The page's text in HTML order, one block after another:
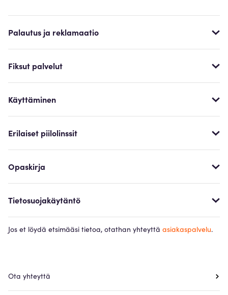
Palautus ja reklamaatio
Fiksut palvelut
Käyttäminen
Erilaiset piilolinssit
Opaskirja
Tietosuojakäytäntö
Jos et löydä etsimääsi tietoa, otathan yhteyttä asiakaspalvelu.
Ota yhteyttä